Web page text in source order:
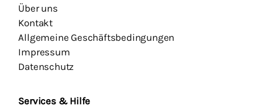
Über uns
Kontakt
Allgemeine Geschäftsbedingungen
Impressum
Datenschutz
Services & Hilfe